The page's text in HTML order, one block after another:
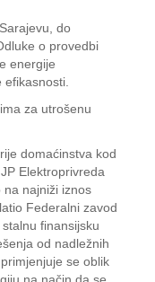
do
o provedbi
energije
za utrošenu
domaćinstva kod
Elektroprivreda
na najniži iznos
Federalni zavod
finansijsku
od nadležnih
se oblik